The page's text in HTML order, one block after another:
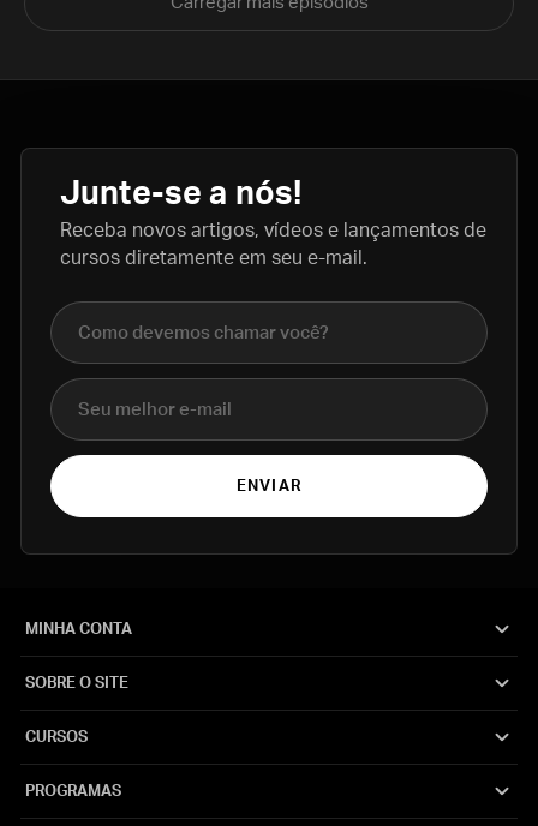
Junte-se a nós!
Receba novos artigos, vídeos e lançamentos de
cursos diretamente em seu e-mail.
Nome completo
E-mail
ENVIAR
MINHA CONTA
SOBRE O SITE
CURSOS
PROGRAMAS